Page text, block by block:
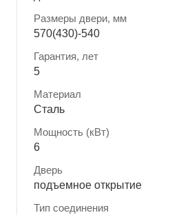
Размеры двери, мм
570(430)-540
Гарантия, лет
5
Материал
Сталь
Мощность (кВт)
6
Дверь
подъемное открытие
Тип соединения